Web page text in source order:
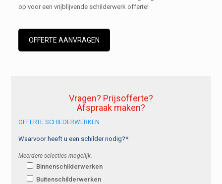
op voor een vrijblijvende schilderwerk offerte!
OFFERTE AANVRAGEN
Vragen? Prijsofferte?
Afspraak maken?
OFFERTE SCHILDERWERKEN
Waarvoor heeft u een schilder nodig?*
Meerdere selecties mogelijk.
Binnenschilderwerken
Buitenschilderwerken